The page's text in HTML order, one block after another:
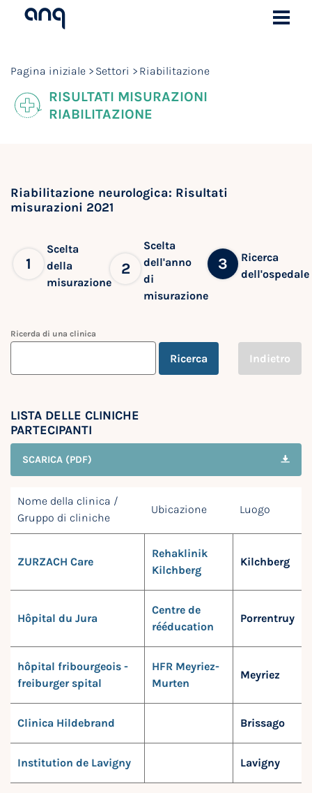
Pagina iniziale Settori Riabilitazione
RISULTATI MISURAZIONI
RIABILITAZIONE
Riabilitazione neurologica: Risultati
misurazioni 2021
1
Scelta
della
misurazione
2
Scelta
dell'anno
di
misurazione
3
Ricerca
dell'ospedale
Ricerda di una clinica
Ricerca Indietro
LISTA DELLE CLINICHE
PARTECIPANTI
SCARICA (PDF)
Nome della clinica /
Gruppo di cliniche
Ubicazione Luogo
ZURZACH Care
Rehaklinik
Kilchberg
Kilchberg
Hôpital du Jura
Centre de
rééducation
Porrentruy
hôpital fribourgeois -
freiburger spital
HFR Meyriez-
Murten
Meyriez
Clinica Hildebrand Brissago
Institution de Lavigny Lavigny